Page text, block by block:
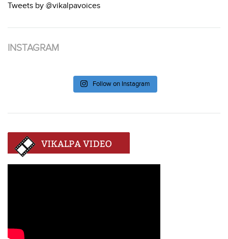
Tweets by @vikalpavoices
INSTAGRAM
Follow on Instagram